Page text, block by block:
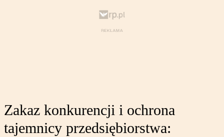
Zakaz konkurencji i ochrona
tajemnicy przedsiębiorstwa: